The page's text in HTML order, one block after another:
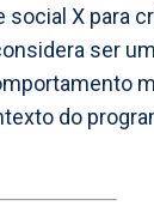
social X para
ser
do